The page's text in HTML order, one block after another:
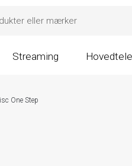
Streaming
One Step